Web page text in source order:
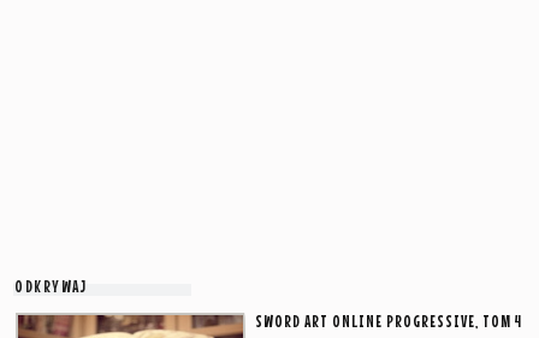
ODKRYWAJ
SWORD ART ONLINE PROGRESSIVE, TOM 4